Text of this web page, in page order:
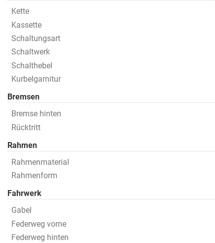
Kette
Kassette
Schaltungsart
Schaltwerk
Schalthebel
Kurbelgarnitur
Bremsen
Bremse hinten
Rücktritt
Rahmen
Rahmenmaterial
Rahmenform
Fahrwerk
Gabel
Federweg vorne
Federweg hinten